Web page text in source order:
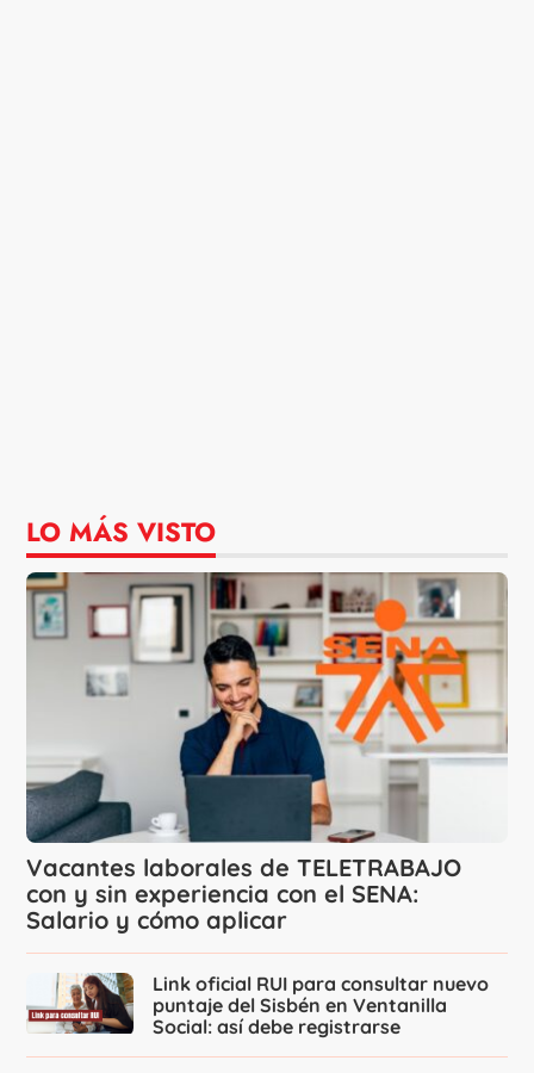
LO MÁS VISTO
Vacantes laborales de TELETRABAJO
con y sin experiencia con el SENA:
Salario y cómo aplicar
Link oficial RUI para consultar nuevo
puntaje del Sisbén en Ventanilla
Social: así debe registrarse